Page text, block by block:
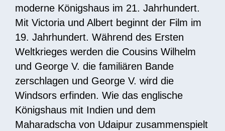
moderne Königshaus im 21. Jahrhundert.
Mit Victoria und Albert beginnt der Film im
19. Jahrhundert. Während des Ersten
Weltkrieges werden die Cousins Wilhelm
und George V. die familiären Bande
zerschlagen und George V. wird die
Windsors erfinden. Wie das englische
Königshaus mit Indien und dem
Maharadscha von Udaipur zusammenspielt